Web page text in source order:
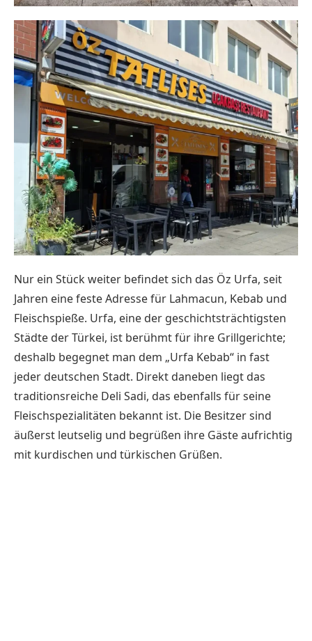
Nur ein Stück weiter befindet sich das Öz Urfa, seit
Jahren eine feste Adresse für Lahmacun, Kebab und
Fleischspieße. Urfa, eine der geschichtsträchtigsten
Städte der Türkei, ist berühmt für ihre Grillgerichte;
deshalb begegnet man dem „Urfa Kebab“ in fast
jeder deutschen Stadt. Direkt daneben liegt das
traditionsreiche Deli Sadi, das ebenfalls für seine
Fleischspezialitäten bekannt ist. Die Besitzer sind
äußerst leutselig und begrüßen ihre Gäste aufrichtig
mit kurdischen und türkischen Grüßen.